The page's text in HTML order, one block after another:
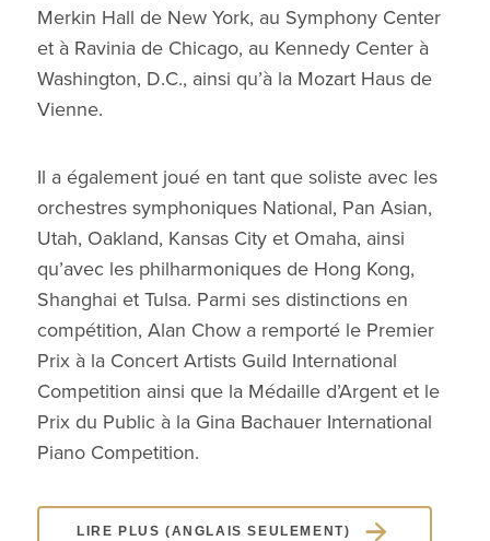
Merkin Hall de New York, au Symphony Center
et à Ravinia de Chicago, au Kennedy Center à
Washington, D.C., ainsi qu’à la Mozart Haus de
Vienne.
Il a également joué en tant que soliste avec les
orchestres symphoniques National, Pan Asian,
Utah, Oakland, Kansas City et Omaha, ainsi
qu’avec les philharmoniques de Hong Kong,
Shanghai et Tulsa. Parmi ses distinctions en
compétition, Alan Chow a remporté le Premier
Prix à la Concert Artists Guild International
Competition ainsi que la Médaille d’Argent et le
Prix du Public à la Gina Bachauer International
Piano Competition.
LIRE PLUS (ANGLAIS SEULEMENT)